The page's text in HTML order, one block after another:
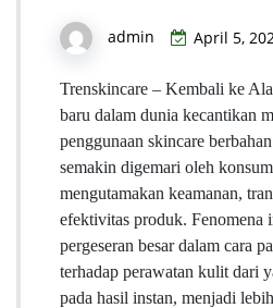
admin April 5,
Trenskincare – Kembali ke
baru dalam dunia kecantikan
penggunaan skincare
semakin digemari oleh
mengutamakan keamanan,
efektivitas produk. Fenomena
pergeseran besar dalam cara
terhadap perawatan kulit dari
pada hasil instan, menjadi